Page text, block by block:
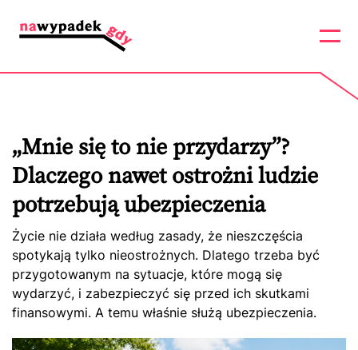
„Mnie się to nie przydarzy”?
Dlaczego nawet ostrożni ludzie
potrzebują ubezpieczenia
Życie nie działa według zasady, że nieszczęścia
spotykają tylko nieostrożnych. Dlatego trzeba być
przygotowanym na sytuacje, które mogą się
wydarzyć, i zabezpieczyć się przed ich skutkami
finansowymi. A temu właśnie służą ubezpieczenia.